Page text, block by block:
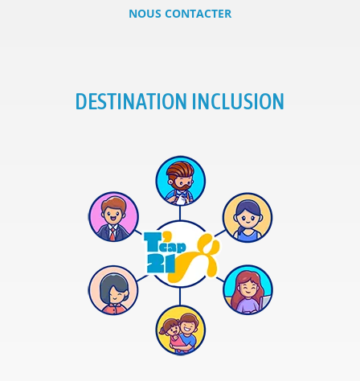
NOUS CONTACTER
DESTINATION INCLUSION